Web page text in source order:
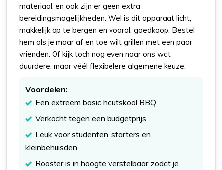
materiaal, en ook zijn er geen extra
bereidingsmogelijkheden. Wel is dit apparaat licht,
makkelijk op te bergen en vooral: goedkoop. Bestel
hem als je maar af en toe wilt grillen met een paar
vrienden. Of kijk toch nog even naar ons wat
duurdere, maar véél flexibelere algemene keuze.
Voordelen:
Een extreem basic houtskool BBQ
Verkocht tegen een budgetprijs
Leuk voor studenten, starters en
kleinbehuisden
Rooster is in hoogte verstelbaar zodat je